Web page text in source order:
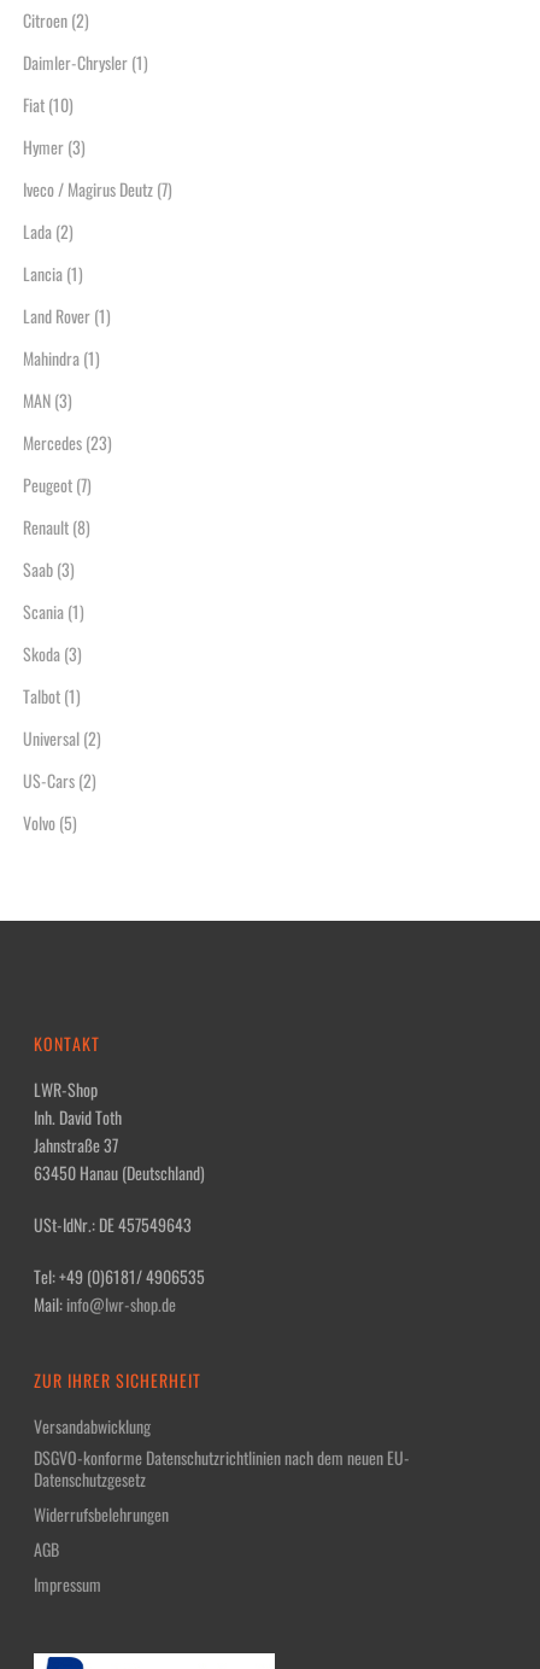
Citroen(2)
Daimler-Chrysler(1)
Fiat(10)
Hymer(3)
Iveco / Magirus Deutz(7)
Lada(2)
Lancia(1)
Land Rover(1)
Mahindra(1)
MAN(3)
Mercedes(23)
Peugeot(7)
Renault(8)
Saab(3)
Scania(1)
Skoda(3)
Talbot(1)
Universal(2)
US-Cars(2)
Volvo(5)
KONTAKT
LWR-Shop
Inh. David Toth
Jahnstraße 37
63450 Hanau (Deutschland)
USt-IdNr.: DE 457549643
Tel: +49 (0)6181/ 4906535
Mail:info@lwr-shop.de
ZUR IHRER SICHERHEIT
Versandabwicklung
DSGVO-konforme Datenschutzrichtlinien nach dem neuen EU-
Datenschutzgesetz
Widerrufsbelehrungen
AGB
Impressum